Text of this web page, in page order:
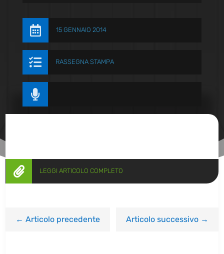
 15 GENNAIO 2014
 RASSEGNA STAMPA

 LEGGI ARTICOLO COMPLETO
←Articolo precedente Articolo successivo→